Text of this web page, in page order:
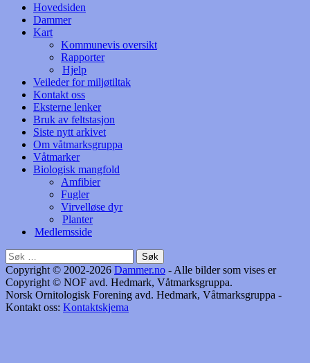
Hovedsiden
Dammer
Kart
Kommunevis oversikt
Rapporter
Hjelp
Veileder for miljøtiltak
Kontakt oss
Eksterne lenker
Bruk av feltstasjon
Siste nytt arkivet
Om våtmarksgruppa
Våtmarker
Biologisk mangfold
Amfibier
Fugler
Virvelløse dyr
Planter
Medlemsside
Søk
etter:
Copyright © 2002-2026 Dammer.no - Alle bilder som vises er
Copyright © NOF avd. Hedmark, Våtmarksgruppa.
Norsk Ornitologisk Forening avd. Hedmark, Våtmarksgruppa -
Kontakt oss: Kontaktskjema